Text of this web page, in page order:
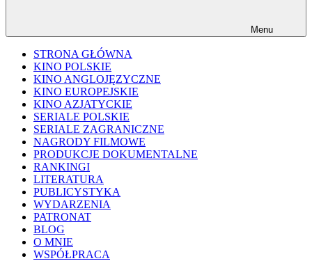
Menu
STRONA GŁÓWNA
KINO POLSKIE
KINO ANGLOJĘZYCZNE
KINO EUROPEJSKIE
KINO AZJATYCKIE
SERIALE POLSKIE
SERIALE ZAGRANICZNE
NAGRODY FILMOWE
PRODUKCJE DOKUMENTALNE
RANKINGI
LITERATURA
PUBLICYSTYKA
WYDARZENIA
PATRONAT
BLOG
O MNIE
WSPÓŁPRACA